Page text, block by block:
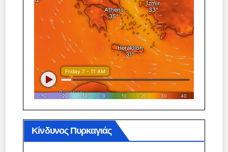
Κίνδυνος Πυρκαγιάς